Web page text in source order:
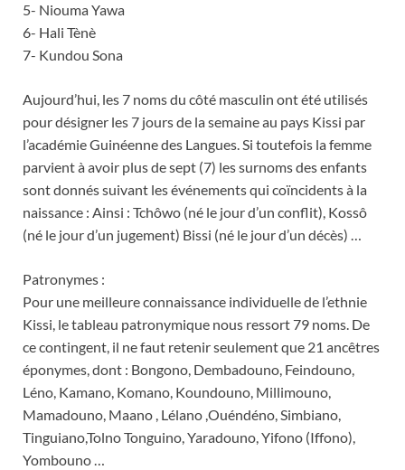
5- Niouma Yawa
6- Hali Tènè
7- Kundou Sona
Aujourd’hui, les 7 noms du côté masculin ont été utilisés
pour désigner les 7 jours de la semaine au pays Kissi par
l’académie Guinéenne des Langues. Si toutefois la femme
parvient à avoir plus de sept (7) les surnoms des enfants
sont donnés suivant les événements qui coïncidents à la
naissance : Ainsi : Tchôwo (né le jour d’un conflit), Kossô
(né le jour d’un jugement) Bissi (né le jour d’un décès) …
Patronymes :
Pour une meilleure connaissance individuelle de l’ethnie
Kissi, le tableau patronymique nous ressort 79 noms. De
ce contingent, il ne faut retenir seulement que 21 ancêtres
éponymes, dont : Bongono, Dembadouno, Feindouno,
Léno, Kamano, Komano, Koundouno, Millimouno,
Mamadouno, Maano , Lélano ,Ouéndéno, Simbiano,
Tinguiano,Tolno Tonguino, Yaradouno, Yifono (Iffono),
Yombouno …